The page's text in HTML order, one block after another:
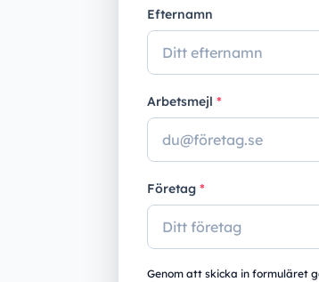
Efternamn
Arbetsmejl *
Företag *
Genom att skicka in formuläret